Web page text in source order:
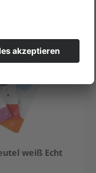
weiß Echt